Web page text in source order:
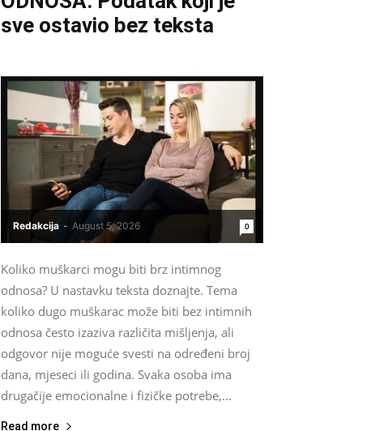
sve ostavio bez teksta
Redakcija - August 5, 2026 0
Koliko muškarci mogu biti brz intimnog
odnosa? U nastavku teksta doznajte. Tema
koliko dugo muškarac može biti bez intimnih
odnosa često izaziva različita mišljenja, ali
odgovor nije moguće svesti na određeni broj
dana, mjeseci ili godina. Svaka osoba ima
drugačije emocionalne i fizičke potrebe,...
Read more